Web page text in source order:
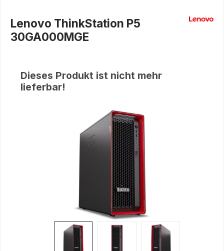
Lenovo ThinkStation P5
30GA000MGE
Dieses Produkt ist nicht mehr
lieferbar!